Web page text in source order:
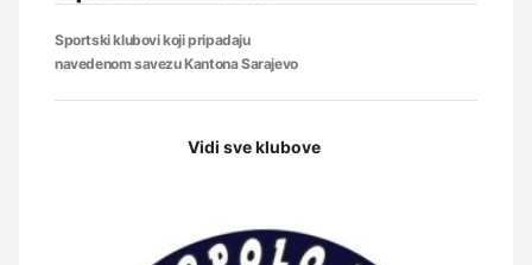
Sportski klubovi koji pripadaju
navedenom savezu Kantona Sarajevo
Vidi sve klubove